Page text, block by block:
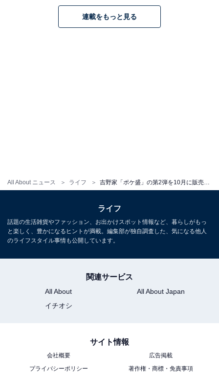
All About ニュース ライフ
マスターボール、スーパーボール、ハイパーボールをデ
ト。「レシートキャンペーン」の開催期間は11月24日ま
でです。
連載をもっと見る
ライフ
話題の生活雑貨やファッション、お出かけスポット情報など、暮らしがもっ
と楽しく、豊かになるヒントが満載。編集部が独自調査した、気になる他人
のライフスタイル事情も公開しています。
関連サービス
All About
All About Japan
イチオシ
サイト情報
会社概要
広告掲載
プライバシーポリシー
著作権・商標・免責事項